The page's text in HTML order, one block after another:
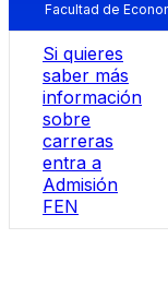
Facultad de
Si quieres
saber más
información
sobre
carreras
entra a
Admisión
FEN